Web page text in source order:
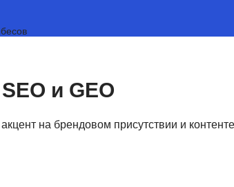
и GEO
на брендовом присутствии и